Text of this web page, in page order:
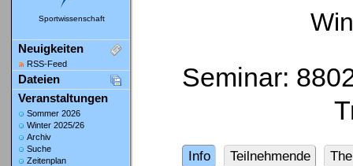
Sportwissenschaft
Neuigkeiten
RSS-Feed
Dateien
Veranstaltungen
Sommer 2026
Winter 2025/26
Archiv
Suche
Zeitenplan
Seminar:
Info Teilnehmende